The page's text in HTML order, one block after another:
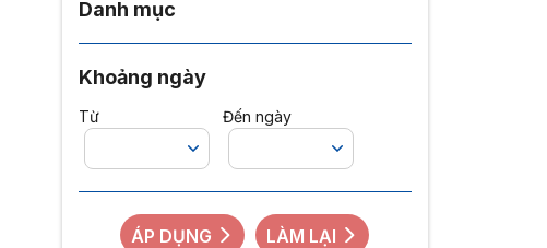
Danh mục
Khoảng ngày
Từ Đến ngày
ÁP DỤNG LÀM LẠI